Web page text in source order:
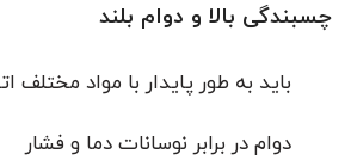
چسبندگی بالا و دوام بلند
باید به طور پایدار با مواد مختلف
دوام در برابر نوسانات دما و فشار